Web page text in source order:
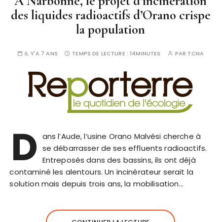
des liquides radioactifs d’Orano crispe
la population
IL Y'A 7 ANS TEMPS DE LECTURE :14MINUTES PAR TCNA
D ans l’Aude, l’usine Orano Malvési cherche à
se débarrasser de ses effluents radioactifs.
Entreposés dans des bassins, ils ont déjà
contaminé les alentours. Un incinérateur serait la
solution mais depuis trois ans, la mobilisation…